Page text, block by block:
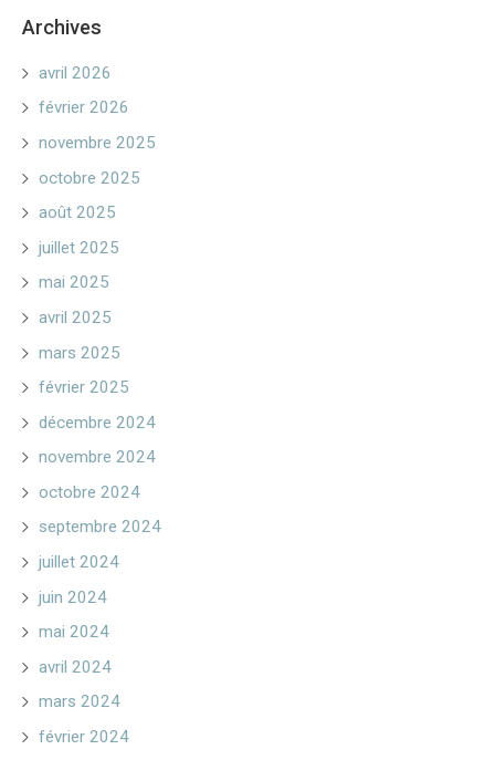
Archives
avril 2026
février 2026
novembre 2025
octobre 2025
août 2025
juillet 2025
mai 2025
avril 2025
mars 2025
février 2025
décembre 2024
novembre 2024
octobre 2024
septembre 2024
juillet 2024
juin 2024
mai 2024
avril 2024
mars 2024
février 2024